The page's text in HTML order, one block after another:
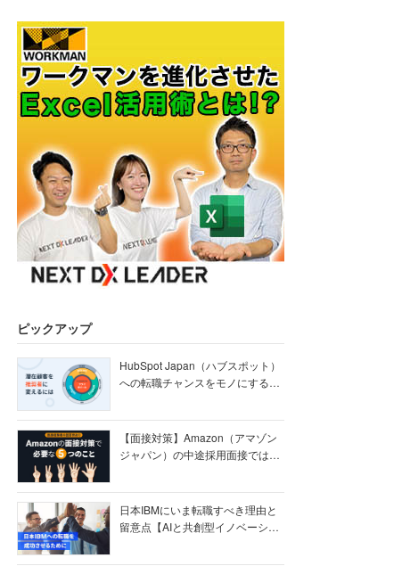
ピックアップ
HubSpot Japan（ハブスポット）
への転職チャンスをモノにする
【面接対策】Amazon（アマゾン
ジャパン）の中途採用面接では何
日本IBMにいま転職すべき理由と
留意点【AIと共創型イノベーショ